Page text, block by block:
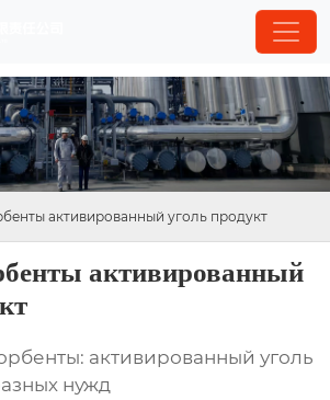
активированный уголь продукт
активированный
активированный уголь
нужд